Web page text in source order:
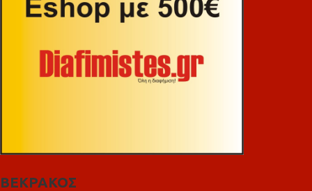
ΒΕΚΡΑΚΟΣ